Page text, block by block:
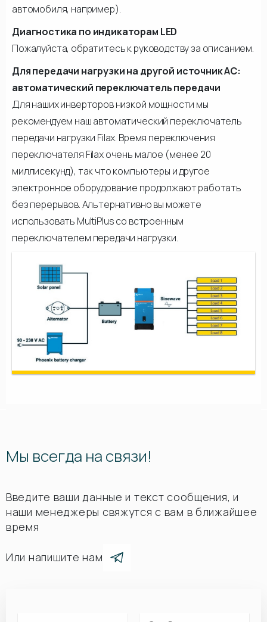
автомобиля, например).
Диагностика по индикаторам LED
Пожалуйста, обратитесь к руководству за описанием.
Для передачи нагрузки на другой источник АС:
автоматический переключатель передачи
Для наших инверторов низкой мощности мы
рекомендуем наш автоматический переключатель
передачи нагрузки Filax. Время переключения
переключателя Filax очень малое (менее 20
миллисекунд), так что компьютеры и другое
электронное оборудование продолжают работать
без перерывов. Альтернативно вы можете
использовать MultiPlus со встроенным
переключателем передачи нагрузки.
Мы всегда на связи!
Введите ваши данные и текст сообщения, и
наши менеджеры свяжутся с вам в ближайшее
время
Или напишите нам